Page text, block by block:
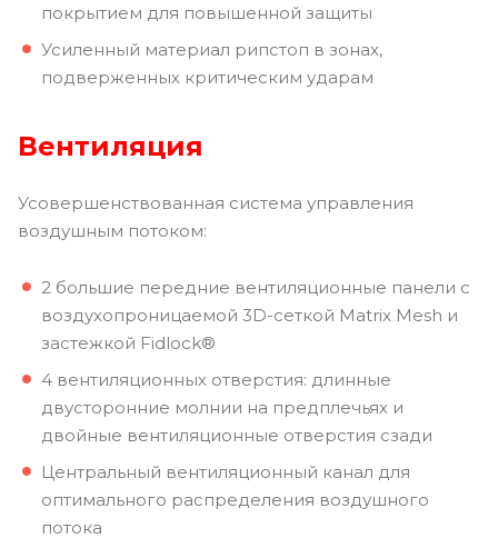
покрытием для повышенной защиты
Усиленный материал рипстоп в зонах,
подверженных критическим ударам
Вентиляция
Усовершенствованная система управления
воздушным потоком:
2 большие передние вентиляционные панели с
воздухопроницаемой 3D-сеткой Matrix Mesh и
застежкой Fidlock®
4 вентиляционных отверстия: длинные
двусторонние молнии на предплечьях и
двойные вентиляционные отверстия сзади
Центральный вентиляционный канал для
оптимального распределения воздушного
потока